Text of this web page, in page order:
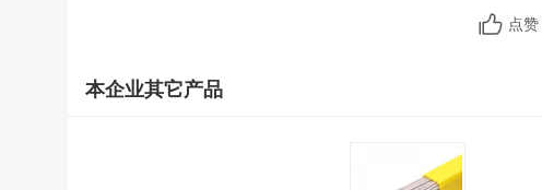
点赞
本企业其它产品